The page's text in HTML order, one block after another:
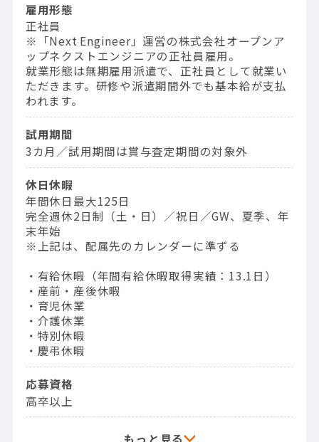
雇用形態
正社員
※「Next Engineer」運営の株式会社オープンア
ップネクストエンジニアの正社員雇用。
就業形態は無期雇用派遣で、正社員として就業い
ただきます。研修や派遣期間外でも基本給が支払
われます。
試用期間
3カ月／試用期間は賞与査定期間の対象外
休日休暇
年間休日最大125日
完全週休2日制（土・日）／祝日／GW、夏季、年
末年始
※上記は、配属先のカレンダーに準ずる
・有給休暇（年間有給休暇取得実績：13.1日）
・産前・産後休暇
・育児休業
・介護休業
・特別休暇
・慶弔休暇
応募資格
高卒以上